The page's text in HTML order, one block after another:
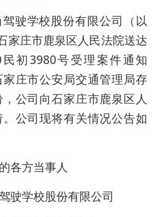
驶学校股份有限公司（以
家庄市鹿泉区人民法院送达
初3980号受理案件通知
庄市公安局交通管理局存
公司向石家庄市鹿泉区人
公司现将有关情况公告如
各方当事人
驶学校股份有限公司